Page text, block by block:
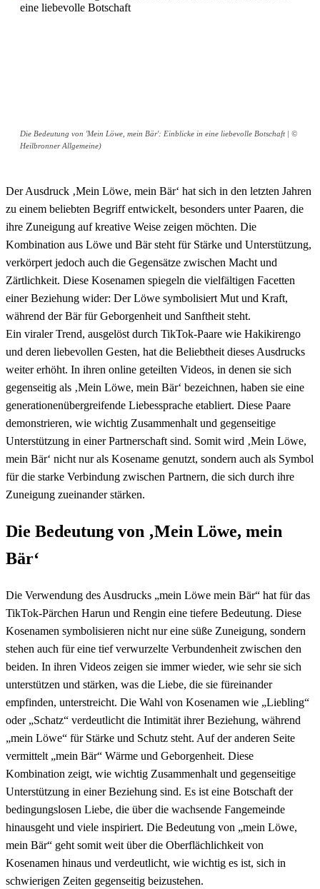
Die Bedeutung von 'Mein Löwe, mein Bär': Einblicke in eine liebevolle Botschaft | ©
Heilbronner Allgemeine)
Der Ausdruck ‚Mein Löwe, mein Bär‘ hat sich in den letzten Jahren
zu einem beliebten Begriff entwickelt, besonders unter Paaren, die
ihre Zuneigung auf kreative Weise zeigen möchten. Die
Kombination aus Löwe und Bär steht für Stärke und Unterstützung,
verkörpert jedoch auch die Gegensätze zwischen Macht und
Zärtlichkeit. Diese Kosenamen spiegeln die vielfältigen Facetten
einer Beziehung wider: Der Löwe symbolisiert Mut und Kraft,
während der Bär für Geborgenheit und Sanftheit steht.
Ein viraler Trend, ausgelöst durch TikTok-Paare wie Hakikirengo
und deren liebevollen Gesten, hat die Beliebtheit dieses Ausdrucks
weiter erhöht. In ihren online geteilten Videos, in denen sie sich
gegenseitig als ‚Mein Löwe, mein Bär‘ bezeichnen, haben sie eine
generationenübergreifende Liebessprache etabliert. Diese Paare
demonstrieren, wie wichtig Zusammenhalt und gegenseitige
Unterstützung in einer Partnerschaft sind. Somit wird ‚Mein Löwe,
mein Bär‘ nicht nur als Kosename genutzt, sondern auch als Symbol
für die starke Verbindung zwischen Partnern, die sich durch ihre
Zuneigung zueinander stärken.
Die Bedeutung von ‚Mein Löwe, mein
Bär‘
Die Verwendung des Ausdrucks „mein Löwe mein Bär“ hat für das
TikTok-Pärchen Harun und Rengin eine tiefere Bedeutung. Diese
Kosenamen symbolisieren nicht nur eine süße Zuneigung, sondern
stehen auch für eine tief verwurzelte Verbundenheit zwischen den
beiden. In ihren Videos zeigen sie immer wieder, wie sehr sie sich
unterstützen und stärken, was die Liebe, die sie füreinander
empfinden, unterstreicht. Die Wahl von Kosenamen wie „Liebling“
oder „Schatz“ verdeutlicht die Intimität ihrer Beziehung, während
„mein Löwe“ für Stärke und Schutz steht. Auf der anderen Seite
vermittelt „mein Bär“ Wärme und Geborgenheit. Diese
Kombination zeigt, wie wichtig Zusammenhalt und gegenseitige
Unterstützung in einer Beziehung sind. Es ist eine Botschaft der
bedingungslosen Liebe, die über die wachsende Fangemeinde
hinausgeht und viele inspiriert. Die Bedeutung von „mein Löwe,
mein Bär“ geht somit weit über die Oberflächlichkeit von
Kosenamen hinaus und verdeutlicht, wie wichtig es ist, sich in
schwierigen Zeiten gegenseitig beizustehen.